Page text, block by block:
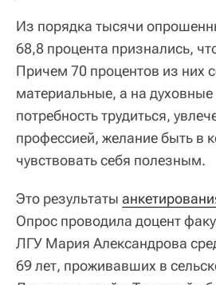
Из порядка тысячи
68,8 процента признались,
Причем 70 процентов из них
материальные, а на
потребность трудиться,
профессией, желание быть в
чувствовать себя полезным.
Это результаты
Опрос проводила доцент
ЛГУ Мария Александрова
69 лет, проживавших в